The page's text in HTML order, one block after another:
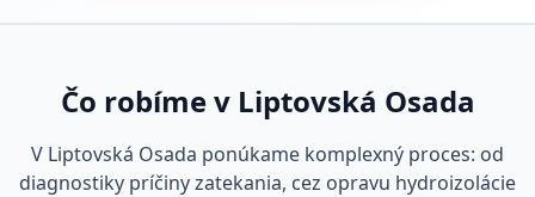
Čo robíme v Liptovská Osada
V Liptovská Osada ponúkame komplexný proces: od
diagnostiky príčiny zatekania, cez opravu hydroizolácie